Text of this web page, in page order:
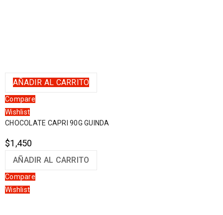
AÑADIR AL CARRITO
Compare
Wishlist
CHOCOLATE CAPRI 90G GUINDA
$1,450
AÑADIR AL CARRITO
Compare
Wishlist